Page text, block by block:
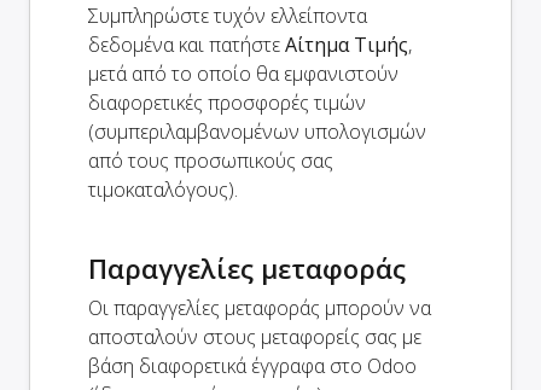
Συμπληρώστε τυχόν ελλείποντα
δεδομένα και πατήστεΑίτημα Τιμής,
μετά από το οποίο θα εμφανιστούν
διαφορετικές προσφορές τιμών
(συμπεριλαμβανομένων υπολογισμών
από τους προσωπικούς σας
τιμοκαταλόγους).
Παραγγελίες μεταφοράς
Οι παραγγελίες μεταφοράς μπορούν να
αποσταλούν στους μεταφορείς σας με
βάση διαφορετικά έγγραφα στο Odoo